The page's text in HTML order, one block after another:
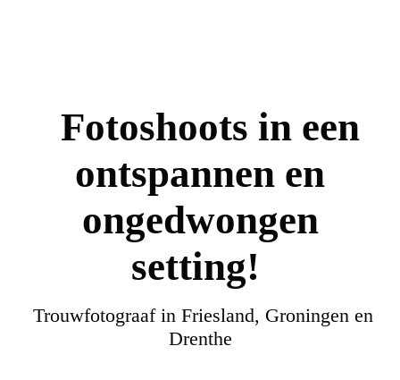
Fotoshoots in een
ontspannen en
ongedwongen
setting!
Trouwfotograaf in Friesland, Groningen en
Drenthe